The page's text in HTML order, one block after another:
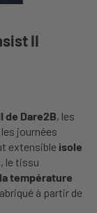
II
Dare2B, les
journées
extensible isole
le tissu
température
à partir de